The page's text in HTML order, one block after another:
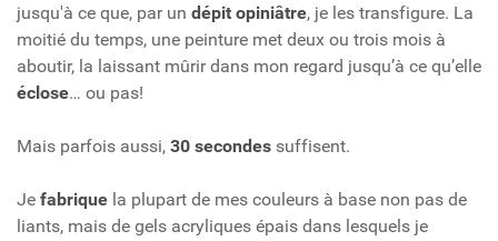
jusqu'à ce que, par un dépit opiniâtre, je les transfigure. La
moitié du temps, une peinture met deux ou trois mois à
aboutir, la laissant mûrir dans mon regard jusqu’à ce qu’elle
éclose… ou pas!
Mais parfois aussi, 30 secondes suffisent.
Je fabrique la plupart de mes couleurs à base non pas de
liants, mais de gels acryliques épais dans lesquels je